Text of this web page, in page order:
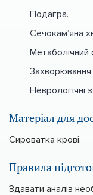
Подагра.
Сечокам’яна
Метаболічний
Захворювання
Неврологічні
Матеріал для
Сироватка крові.
Правила
Здавати аналіз